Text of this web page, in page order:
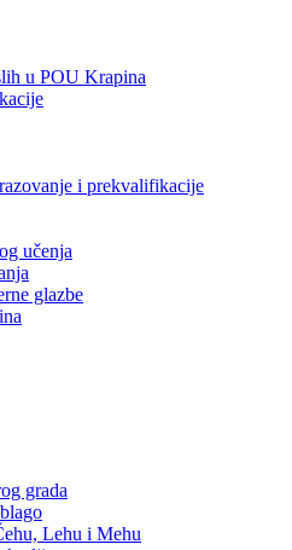
u POU Krapina
i prekvalifikacije
učenja
glazbe
grada
Lehu i Mehu